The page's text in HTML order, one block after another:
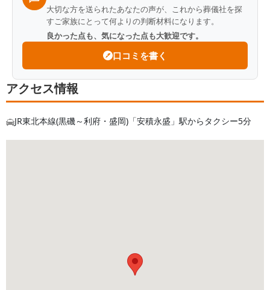
大切な方を送られたあなたの声が、これから葬儀社を探
すご家族にとって何よりの判断材料になります。
良かった点も、気になった点も大歓迎です。
口コミを書く
アクセス情報
JR東北本線(黒磯～利府・盛岡)「安積永盛」駅からタクシー5分